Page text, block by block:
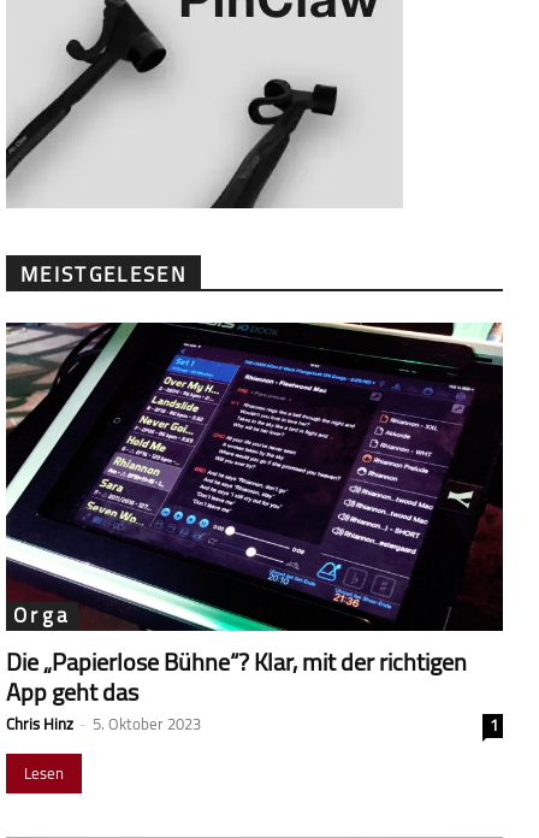
MEISTGELESEN
Orga
Die „Papierlose Bühne“? Klar, mit der richtigen
App geht das
Chris Hinz - 5. Oktober 2023
1
Lesen